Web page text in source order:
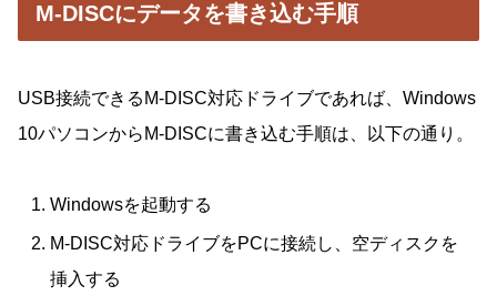
M-DISCにデータを書き込む手順
USB接続できるM-DISC対応ドライブであれば、Windows
10パソコンからM-DISCに書き込む手順は、以下の通り。
Windowsを起動する
M-DISC対応ドライブをPCに接続し、空ディスクを
挿入する